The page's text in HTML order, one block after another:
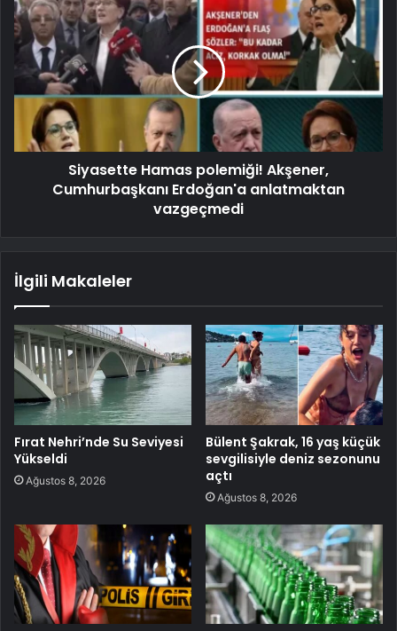
Siyasette Hamas polemiği! Akşener,
Cumhurbaşkanı Erdoğan'a anlatmaktan
vazgeçmedi
İlgili Makaleler
Fırat Nehri’nde Su Seviyesi
Yükseldi
Ağustos 8, 2026
Bülent Şakrak, 16 yaş küçük
sevgilisiyle deniz sezonunu
açtı
Ağustos 8, 2026